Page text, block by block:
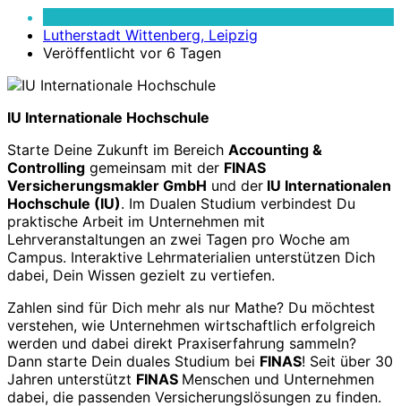
Accounting
Controlling
–
Versicherungsmakler
Lutherstadt Wittenberg, Leipzig
Veröffentlicht vor 6 Tagen
IU Internationale Hochschule
Starte Deine Zukunft im Bereich Accounting &
Controlling gemeinsam mit der FINAS
Versicherungsmakler GmbH und der IU Internationalen
Hochschule (IU). Im Dualen Studium verbindest Du
praktische Arbeit im Unternehmen mit
Lehrveranstaltungen an zwei Tagen pro Woche am
Campus. Interaktive Lehrmaterialien unterstützen Dich
dabei, Dein Wissen gezielt zu vertiefen.
Zahlen sind für Dich mehr als nur Mathe? Du möchtest
verstehen, wie Unternehmen wirtschaftlich erfolgreich
werden und dabei direkt Praxiserfahrung sammeln?
Dann starte Dein duales Studium bei FINAS! Seit über 30
Jahren unterstützt FINAS Menschen und Unternehmen
dabei, die passenden Versicherungslösungen zu finden.